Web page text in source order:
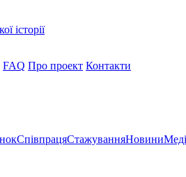
історії
FAQ Про проект Контакти
СпівпрацяСтажуванняНовини